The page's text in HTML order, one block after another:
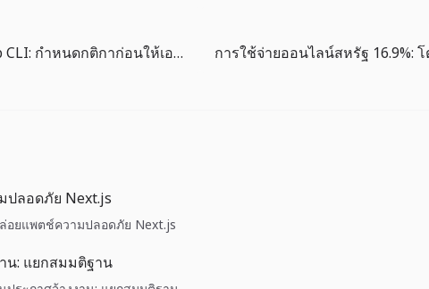
Google Colab CLI: กำหนดกติกาก่อนให้เอเจนต์ใช้ GPU
ลอดภัย Next.js
อยแพตช์ความปลอดภัย Next.js
น: แยกสมมติฐาน